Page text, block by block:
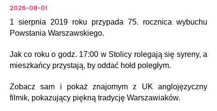
2026-08-01
1 sierpnia 2019 roku przypada 75. rocznica wybuchu
Powstania Warszawskiego.
Jak co roku o godz. 17:00 w Stolicy rolegają się syreny, a
mieszkańcy przystają, by oddać hołd poległym.
Zobacz sam i pokaż znajomym z UK anglojęzyczny
filmik, pokazujący piękną tradycję Warszawiaków.